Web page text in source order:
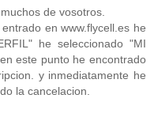
de vosotros.
en www.flycell.es he
he seleccionado "MI
este punto he encontrado
y inmediatamente he
la cancelacion.